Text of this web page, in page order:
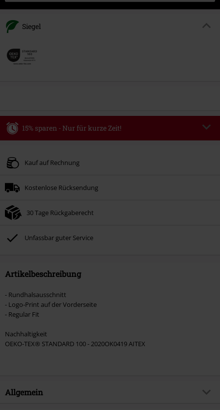
Siegel
15% sparen - Nur für kurze Zeit!
Nur Gültig am 06.08.2026 von 16:00 bis 23:59 Uhr.
Nach Codeeingabe wird dir der Rabatt automatisch am Ende der Bestellung
Nicht mit anderen Aktionscodes kombinierbar. Von der Reduzierung
Böhse Onkelz, Broilers, Die Ärzte, Die Toten Hosen, Metality, Gutscheine &
Artikel, die einen Spendenbeitrag beinhalten.
Kauf auf Rechnung
Kostenlose Rücksendung
30 Tage Rückgaberecht
Unfassbar guter Service
Artikelbeschreibung
- Rundhalsausschnitt
- Logo-Print auf der Vorderseite
- Regular Fit
Nachhaltigkeit
OEKO-TEX® STANDARD 100 - 2020OK0419 AITEX
Allgemein